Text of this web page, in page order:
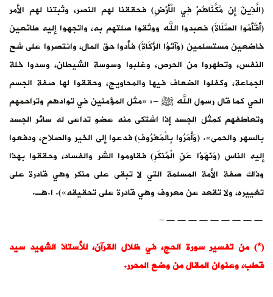
(الَّذِينَ إِن مَّكَّنَّاهُمْ فِي الْأَرْضِ) فحققنا لهم النصر، وثبتنا لهم الأمر
(أَقَأمُوا الصَّلَاةَ) فعبدوا الله ووثقوا صلتهم به، واتجهوا إليه طائعين
خاضعين مستسلمين (وَآتَوُا الزَّكَاةَ) فأدوا حق المال، وانتصروا على شح
النفس، وتطهروا من الحرص، وغلبوا وسوسة الشيطان، وسدوا خلة
الجماعة، وكفلوا الضعاف فيها والمحاويج، وحققوا لها صفة الجسم
الحي كما قال رسول الله ﷺ -: «مثل المؤمنين في توادهم وتراحمهم
وتعاطفهم كمثل الجسد إذا اشتكى منه عضو تداعى له سائر الجسد
بالسهر والحمى». (وَأَمَرُوا بِالْمَعْرُوفِ) فدعوا إلى الخير والصلاح، ودفعوا
إليه الناس (وَنَهَوْا عَنِ الْمُنكَرِ) فقاوموا الشر والفساد، وحققوا بهذا
وذاك صفة الأمة المسلمة التي لا تبقى على منكر وهي قادرة على
تغييره، ولا تقعد عن معروف وهي قادرة على تحقيقه»). ا.هـ.
—————————-
(*) من تفسير سورة الحج، في ظلال القرآن، للأستاذ الشهيد سيد
قطب، وعنوان المقال من وضع المحرر.